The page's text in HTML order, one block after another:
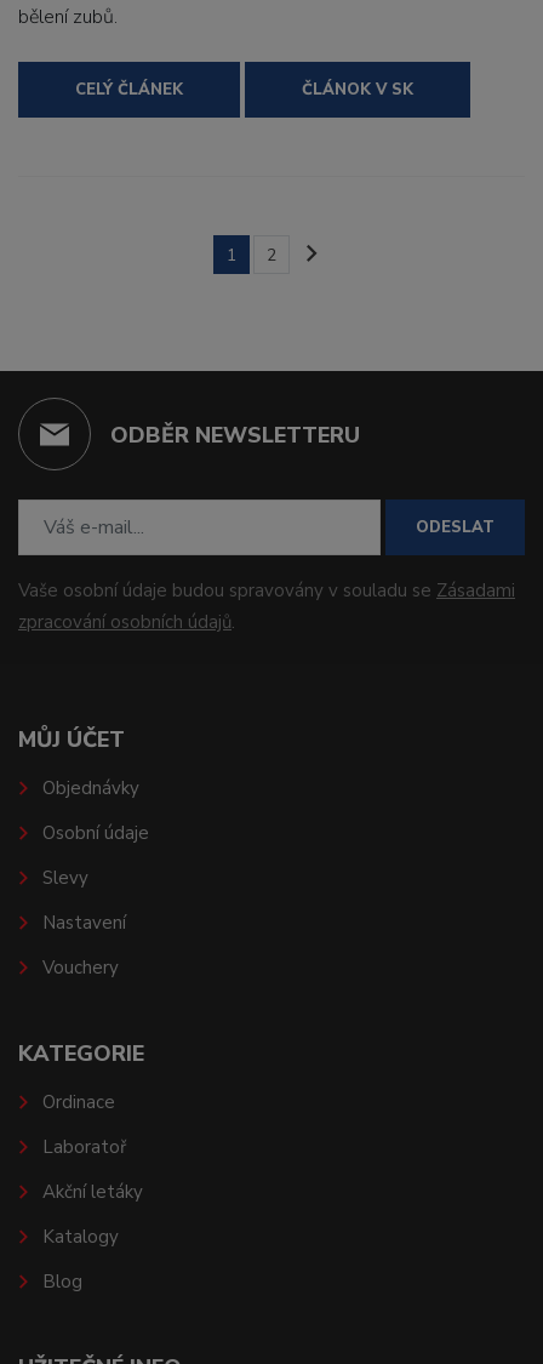
bělení zubů.
CELÝ ČLÁNEK ČLÁNOK V SK
1 2
ODBĚR NEWSLETTERU
ODESLAT
Vaše osobní údaje budou spravovány v souladu se Zásadami
zpracování osobních údajů.
MŮJ ÚČET
Objednávky
Osobní údaje
Slevy
Nastavení
Vouchery
KATEGORIE
Ordinace
Laboratoř
Akční letáky
Katalogy
Blog